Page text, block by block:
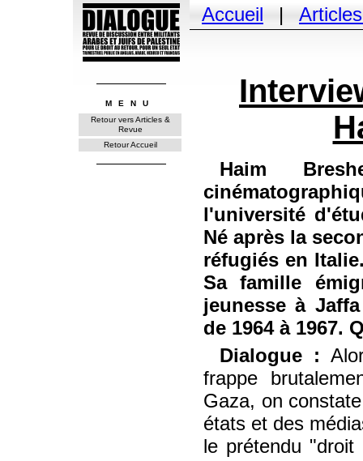
MENU
Retour vers Articles &
Revue
Retour Accueil
Accueil |
Haim
l'université
Né après la
réfugiés en
Sa famille
jeunesse à
de 1964 à 1967.
Dialogue :
frappe
Gaza, on
états et des
le prétendu